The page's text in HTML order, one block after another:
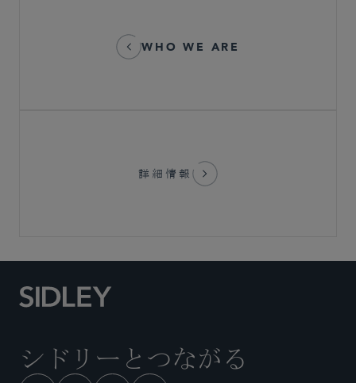
WHO WE ARE
詳細情報
シドリーとつながる